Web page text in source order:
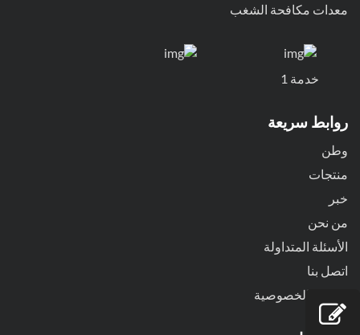
معدات مكافحة الشغب
خدمة 1
روابط سريعة
وطن
منتجات
خبر
من نحن
الأسئلة المتداولة
اتصل بنا
سياسة الخصوصية